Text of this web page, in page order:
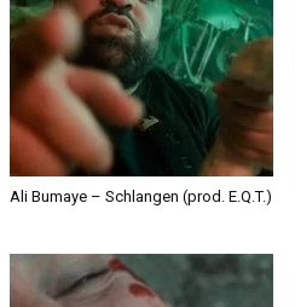
Ali Bumaye – Schlangen (prod. E.Q.T.)